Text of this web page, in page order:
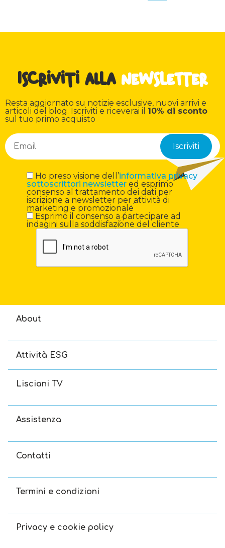
Iscriviti alla newsletter
Resta aggiornato su notizie esclusive, nuovi arrivi e
articoli del blog. Iscriviti e riceverai il 10% di sconto
sul tuo primo acquisto
Ho preso visione dell’informativa privacy
sottoscrittori newslettered esprimo
consenso al trattamento dei dati per
iscrizione a newsletter per attività di
marketing e promozionale
Esprimo il consenso a partecipare ad
indagini sulla soddisfazione del cliente
About
Attività ESG
Lisciani TV
Assistenza
Contatti
Termini e condizioni
Privacy e cookie policy